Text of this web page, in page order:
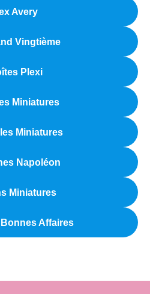
Avery
Vingtième
Plexi
Miniatures
Miniatures
Napoléon
Miniatures
Affaires